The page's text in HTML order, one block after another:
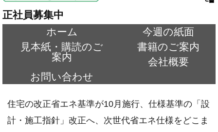
正社員募集中
ホーム
今週の紙面
見本紙・購読のご
案内
書籍のご案内
会社概要
お問い合わせ
住宅の改正省エネ基準が10月施行、仕様基準の「設
計・施工指針」改正へ、次世代省エネ仕様をどこま